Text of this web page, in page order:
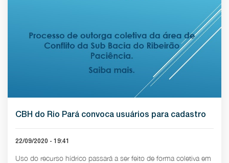
CBH do Rio Pará convoca usuários para cadastro
22/09/2020 - 19:41
Uso do recurso hídrico passará a ser feito de forma coletiva em